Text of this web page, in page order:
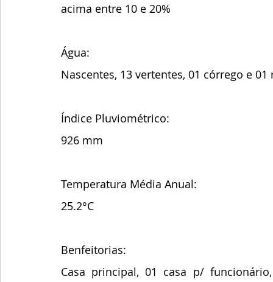
acima entre 10 e 20%
Água:
Nascentes, 13 vertentes, 01 córrego e 01
Índice Pluviométrico:
926 mm
Temperatura Média Anual:
25.2°C
Benfeitorias:
Casa principal, 01 casa p/